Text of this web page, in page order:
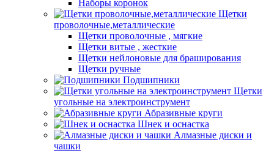
Наборы коронок
Щетки
проволочные,металлические
Щетки проволочные , мягкие
Щетки витые , жесткие
Щетки нейлоновые для браширования
Щетки ручные
Подшипники
Щетки
угольные на электроинструмент
Абразивные круги
Шнек и оснастка
Алмазные диски и
чашки